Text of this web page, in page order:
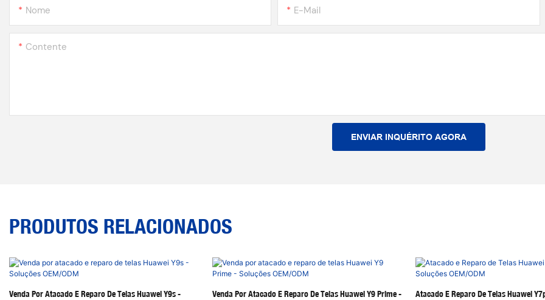
Nome E-Mail
Contente
ENVIAR INQUÉRITO AGORA
PRODUTOS RELACIONADOS
Venda Por Atacado E Reparo De Telas Huawei Y9s -
Venda Por Atacado E Reparo De Telas Huawei Y9 Prime -
Atacado E Reparo De Telas Huawei